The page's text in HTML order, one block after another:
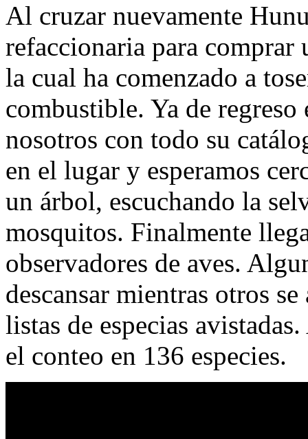
Al cruzar nuevamente
refaccionaria para
la cual ha comenzado a
combustible. Ya de
nosotros con todo su
en el lugar y esperamos
un árbol, escuchando la
mosquitos. Finalmente
observadores de aves.
descansar mientras otros
listas de especias
el conteo en 136 especies.